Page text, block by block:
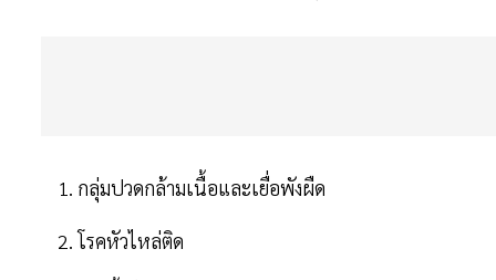
1. กลุ่มปวดกล้ามเนื้อและเยื่อพังผืด
2. โรคหัวไหล่ติด